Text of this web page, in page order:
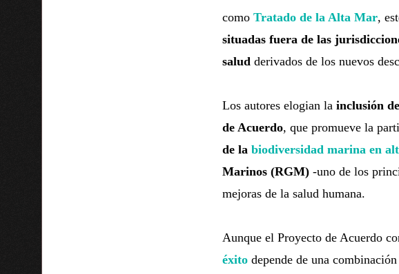
como Tratado de la Alta Mar,
situadas fuera de las
saludderivados de los nuevos
Los autores elogian la inclusión
de Acuerdo, que promueve la
de la biodiversidad marina en
Marinos (RGM)-uno de los
mejoras de la salud humana.
Aunque el Proyecto de Acuerdo
éxitodepende de una combinación